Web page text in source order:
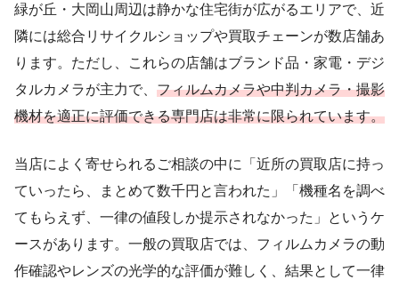
緑が丘・大岡山周辺は静かな住宅街が広がるエリアで、近
隣には総合リサイクルショップや買取チェーンが数店舗あ
ります。ただし、これらの店舗はブランド品・家電・デジ
タルカメラが主力で、 フィルムカメラや中判カメラ・撮影
機材を適正に評価できる専門店は非常に限られています。
当店によく寄せられるご相談の中に「近所の買取店に持っ
ていったら、まとめて数千円と言われた」「機種名を調べ
てもらえず、一律の値段しか提示されなかった」というケ
ースがあります。一般の買取店では、フィルムカメラの動
作確認やレンズの光学的な評価が難しく、結果として一律